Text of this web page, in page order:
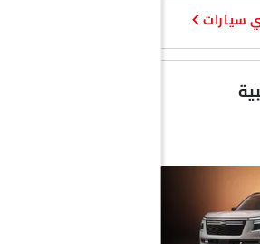
سيارات